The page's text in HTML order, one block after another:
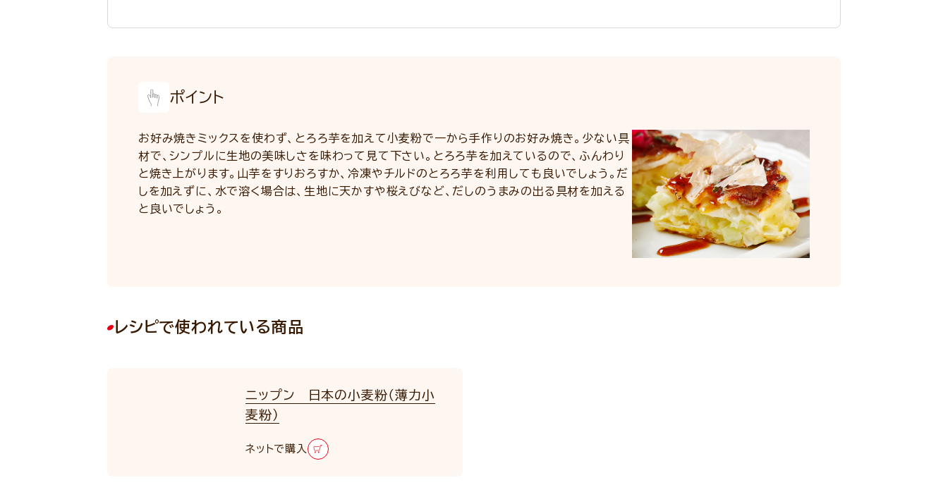
ポイント
お好み焼きミックスを使わず、とろろ芋を加えて小麦粉で一から手作りのお好み焼き。少ない具
材で、シンプルに生地の美味しさを味わって見て下さい。とろろ芋を加えているので、ふんわり
と焼き上がります。山芋をすりおろすか、冷凍やチルドのとろろ芋を利用しても良いでしょう。だ
しを加えずに、水で溶く場合は、生地に天かすや桜えびなど、だしのうまみの出る具材を加える
と良いでしょう。
レシピで使われている商品
ニップン 日本の小麦粉（薄力小
麦粉）
ネットで購入